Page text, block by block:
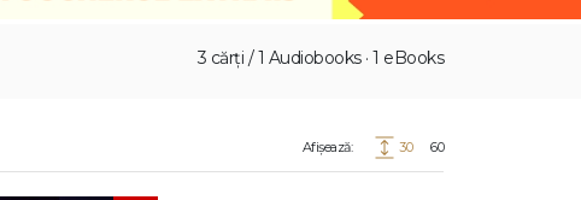
3 cărți / 1 Audiobooks · 1 eBooks
Afișează: 30 60